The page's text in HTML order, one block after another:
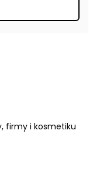
firmy i kosmetiku